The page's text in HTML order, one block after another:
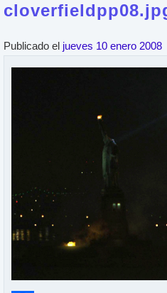
Publicado el jueves 10 enero 2008